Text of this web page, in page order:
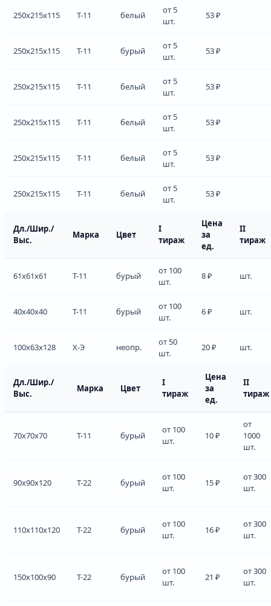
250x215x115 Т-11 белый
от 5
шт.
53 ₽
250x215x115 Т-11 бурый
от 5
шт.
53 ₽
250x215x115 Т-11 белый
от 5
шт.
53 ₽
250x215x115 Т-11 белый
от 5
шт.
53 ₽
250x215x115 Т-11 белый
от 5
шт.
53 ₽
250x215x115 Т-11 белый
от 5
шт.
53 ₽
Дл./Шир./
Выс.
Марка Цвет
I
тираж
Цена
за
ед.
II
тираж
61x61x61 Т-11 бурый
от 100
шт.
8 ₽ шт.
40x40x40 Т-11 бурый
от 100
шт.
6 ₽ шт.
100x63x128 Х-Э неопр.
от 50
шт.
20 ₽ шт.
Дл./Шир./
Выс.
Марка Цвет
I
тираж
Цена
за
ед.
II
тираж
70x70x70 Т-11 бурый
от 100
шт.
10 ₽
от
1000
шт.
90x90x120 Т-22 бурый
от 100
шт.
15 ₽
от 300
шт.
110x110x120 Т-22 бурый
от 100
шт.
16 ₽
от 300
шт.
150x100x90 Т-22 бурый
от 100
шт.
21 ₽
от 300
шт.